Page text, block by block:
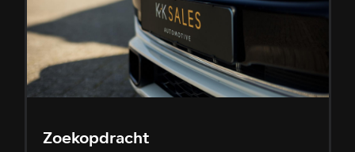
Zoekopdracht